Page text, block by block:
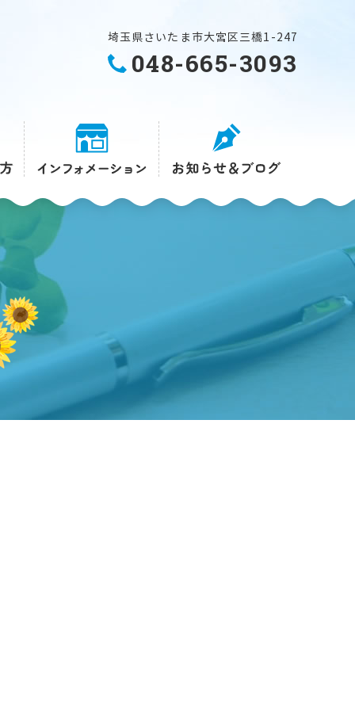
埼玉県さいたま市大宮区三橋1-247
048-665-3093